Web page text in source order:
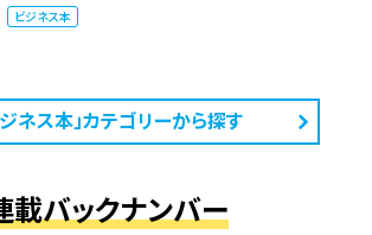
ビジネス本
ジネス本」カテゴリーから探す
載バックナンバー